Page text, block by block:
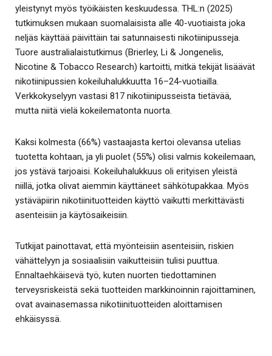
yleistynyt myös työikäisten keskuudessa. THL:n (2025)
tutkimuksen mukaan suomalaisista alle 40-vuotiaista joka
neljäs käyttää päivittäin tai satunnaisesti nikotiinipusseja.
Tuore australialaistutkimus (Brierley, Li & Jongenelis,
Nicotine & Tobacco Research) kartoitti, mitkä tekijät lisäävät
nikotiinipussien kokeiluhalukkuutta 16–24-vuotiailla.
Verkkokyselyyn vastasi 817 nikotiinipusseista tietävää,
mutta niitä vielä kokeilematonta nuorta.
Kaksi kolmesta (66%) vastaajasta kertoi olevansa utelias
tuotetta kohtaan, ja yli puolet (55%) olisi valmis kokeilemaan,
jos ystävä tarjoaisi. Kokeiluhalukkuus oli erityisen yleistä
niillä, jotka olivat aiemmin käyttäneet sähkötupakkaa. Myös
ystäväpiirin nikotiinituotteiden käyttö vaikutti merkittävästi
asenteisiin ja käytösaikeisiin.
Tutkijat painottavat, että myönteisiin asenteisiin, riskien
vähättelyyn ja sosiaalisiin vaikutteisiin tulisi puuttua.
Ennaltaehkäisevä työ, kuten nuorten tiedottaminen
terveysriskeistä sekä tuotteiden markkinoinnin rajoittaminen,
ovat avainasemassa nikotiinituotteiden aloittamisen
ehkäisyssä.